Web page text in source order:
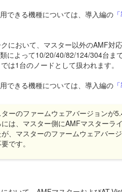
できる機種については、導入編の
において、マスター以外のAMF対
によって10/20/40/82/124/304台ま
は1台のノードとして扱われます。
できる機種については、導入編の
ターのファームウェアバージョンが
は、マスター側にAMFマスターラ
が、マスターのファームウェアバー
です。